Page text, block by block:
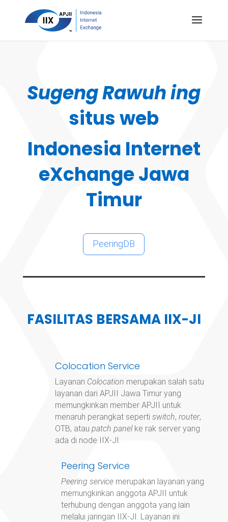
Sugeng Rawuh ing
situs web
Indonesia Internet
eXchange Jawa
Timur
PeeringDB
FASILITAS BERSAMA IIX-JI
Colocation Service
Layanan Colocation merupakan salah satu
layanan dari APJII Jawa Timur yang
memungkinkan member APJII untuk
menaruh perangkat seperti switch, router,
OTB, atau patch panelke rak server yang
ada di node IIX-JI.
Peering Service
Peering servicemerupakan layanan yang
memungkinkan anggota APJII untuk
terhubung dengan anggota yang lain
melalui jaringan IIX-JI. Layanan ini